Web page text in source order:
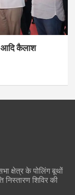
आदि कैलाश
क्षेत्र के पोलिंग बूथों
निस्तारण शिविर की